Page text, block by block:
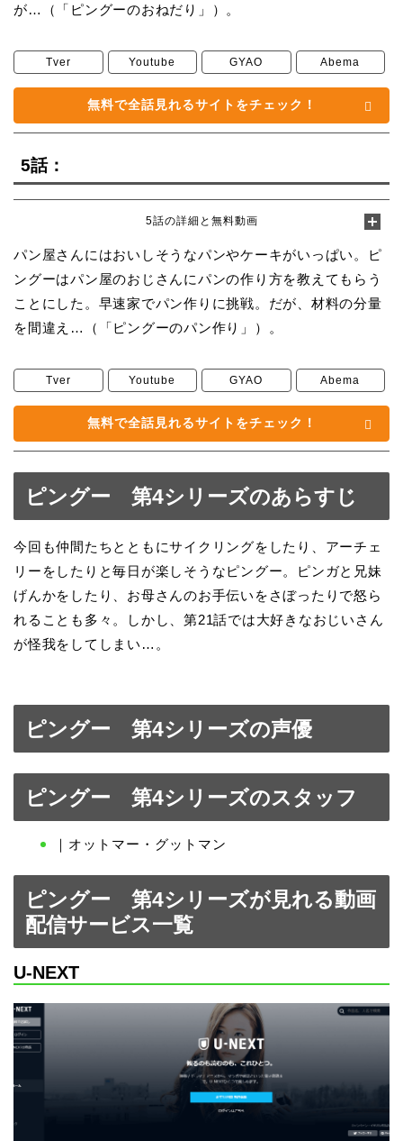
が…（「ピングーのおねだり」）。
Tver Youtube GYAO Abema
無料で全話見れるサイトをチェック！
5話：
5話の詳細と無料動画
パン屋さんにはおいしそうなパンやケーキがいっぱい。ピ
ングーはパン屋のおじさんにパンの作り方を教えてもらう
ことにした。早速家でパン作りに挑戦。だが、材料の分量
を間違え…（「ピングーのパン作り」）。
Tver Youtube GYAO Abema
無料で全話見れるサイトをチェック！
ピングー 第4シリーズのあらすじ
今回も仲間たちとともにサイクリングをしたり、アーチェ
リーをしたりと毎日が楽しそうなピングー。ピンガと兄妹
げんかをしたり、お母さんのお手伝いをさぼったりで怒ら
れることも多々。しかし、第21話では大好きなおじいさん
が怪我をしてしまい…。
ピングー 第4シリーズの声優
ピングー 第4シリーズのスタッフ
｜オットマー・グットマン
ピングー 第4シリーズが見れる動画
配信サービス一覧
U-NEXT